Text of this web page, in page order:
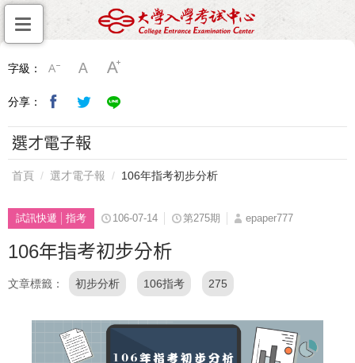
字級：
分享：
選才電子報
首頁 選才電子報 106年指考初步分析
試訊快遞 指考 106-07-14 第275期 epaper777
106年指考初步分析
文章標籤 初步分析 106指考 275